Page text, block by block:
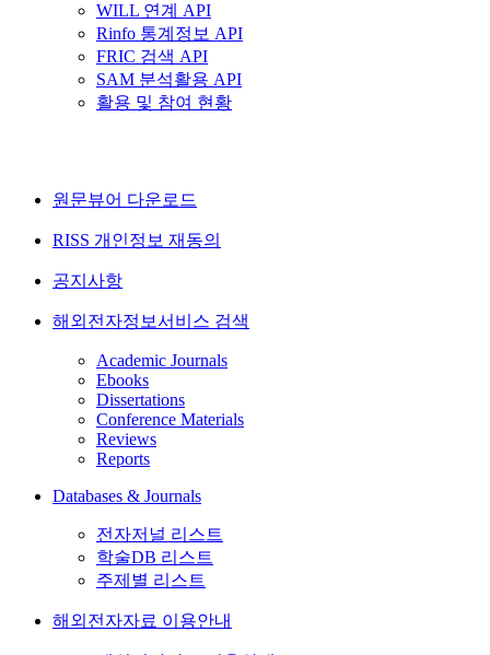
WILL 연계 API
Rinfo 통계정보 API
FRIC 검색 API
SAM 분석활용 API
활용 및 참여 현황
원문뷰어 다운로드
RISS 개인정보 재동의
공지사항
해외전자정보서비스 검색
Academic Journals
Ebooks
Dissertations
Conference Materials
Reviews
Reports
Databases & Journals
전자저널 리스트
학술DB 리스트
주제별 리스트
해외전자자료 이용안내